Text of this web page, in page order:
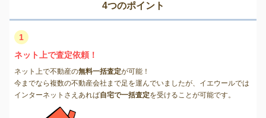
4つのポイント
1
ネット上で査定依頼！
ネット上で不動産の無料一括査定が可能！
今までなら複数の不動産会社まで足を運んでいましたが、イエウールでは
インターネットさえあれば自宅で一括査定を受けることが可能です。